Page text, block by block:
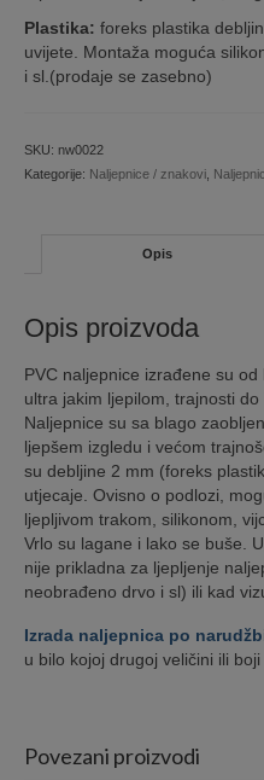
Plastika: foreks plastika
uvijete. Montaža moguća
i sl.(prodaje se zasebno)
SKU: nw0022
Kategorije: Naljepnice / znakovi
Opis
Opis proizvoda
PVC naljepnice izrađene su
ultra jakim ljepilom, trajnosti
Naljepnice su sa blago
ljepšem izgledu i većom
su debljine 2 mm (foreks
utjecaje. Ovisno o podlozi,
ljepljivom trakom, silikonom,
Vrlo su lagane i lako se buše.
nije prikladna za ljepljenje
neobrađeno drvo i sl) ili kad
Izrada naljepnica po
u bilo kojoj drugoj veličini ili
Povezani proizvodi